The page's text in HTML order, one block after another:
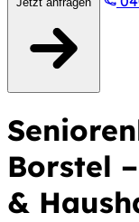
Borstel
&